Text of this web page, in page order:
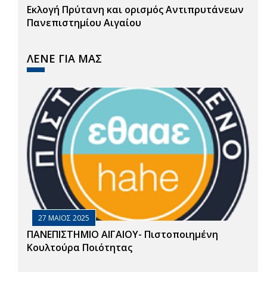
Εκλογή Πρύτανη και ορισμός Αντιπρυτάνεων
Πανεπιστημίου Αιγαίου
ΛΕΝΕ ΓΙΑ ΜΑΣ
27 ΜΑΙΟΣ 2025
ΠΑΝΕΠΙΣΤΗΜΙΟ ΑΙΓΑΙΟΥ- Πιστοποιημένη
Κουλτούρα Ποιότητας